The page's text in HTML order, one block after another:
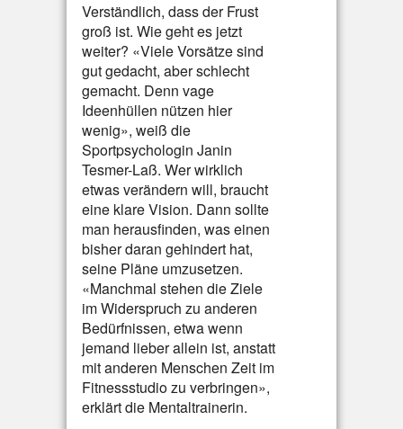
Verständlich, dass der Frust
groß ist. Wie geht es jetzt
weiter? «Viele Vorsätze sind
gut gedacht, aber schlecht
gemacht. Denn vage
Ideenhüllen nützen hier
wenig», weiß die
Sportpsychologin Janin
Tesmer-Laß. Wer wirklich
etwas verändern will, braucht
eine klare Vision. Dann sollte
man herausfinden, was einen
bisher daran gehindert hat,
seine Pläne umzusetzen.
«Manchmal stehen die Ziele
im Widerspruch zu anderen
Bedürfnissen, etwa wenn
jemand lieber allein ist, anstatt
mit anderen Menschen Zeit im
Fitnessstudio zu verbringen»,
erklärt die Mentaltrainerin.